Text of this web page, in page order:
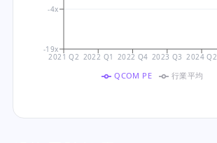
2021 Q2 2022 Q1 2022 Q4 2023 Q3 2024 Q2
-19x
-4x
QCOM PE 行業平均